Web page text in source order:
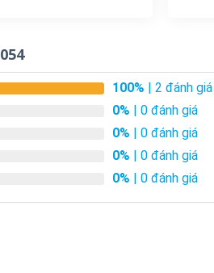
100% | 2 đánh giá
0% | 0 đánh giá
0% | 0 đánh giá
0% | 0 đánh giá
0% | 0 đánh giá